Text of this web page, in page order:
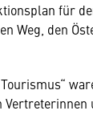
für
Weg, den